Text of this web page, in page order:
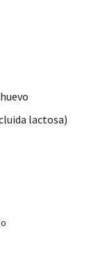
lactosa)